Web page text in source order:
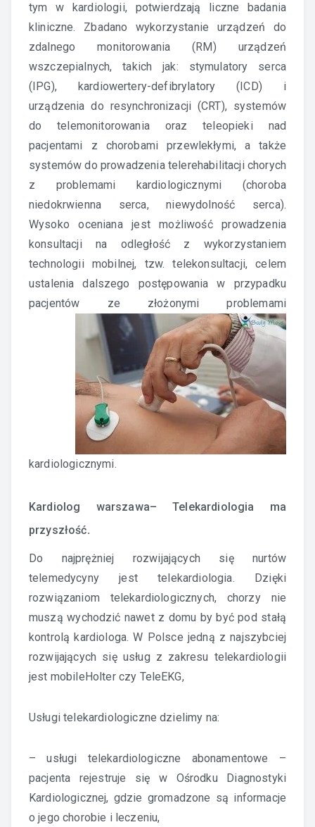
tym w kardiologii, potwierdzają liczne badania
kliniczne. Zbadano wykorzystanie urządzeń do
zdalnego monitorowania (RM) urządzeń
wszczepialnych, takich jak: stymulatory serca
(IPG), kardiowertery-defibrylatory (ICD) i
urządzenia do resynchronizacji (CRT), systemów
do telemonitorowania oraz teleopieki nad
pacjentami z chorobami przewlekłymi, a także
systemów do prowadzenia telerehabilitacji chorych
z problemami kardiologicznymi (choroba
niedokrwienna serca, niewydolność serca).
Wysoko oceniana jest możliwość prowadzenia
konsultacji na odległość z wykorzystaniem
technologii mobilnej, tzw. telekonsultacji, celem
ustalenia dalszego postępowania w przypadku
pacjentów ze złożonymi problemami
kardiologicznymi.
Kardiolog warszawa– Telekardiologia ma
przyszłość.
Do najprężniej rozwijających się nurtów
telemedycyny jest telekardiologia. Dzięki
rozwiązaniom telekardiologicznych, chorzy nie
muszą wychodzić nawet z domu by być pod stałą
kontrolą kardiologa. W Polsce jedną z najszybciej
rozwijających się usług z zakresu telekardiologii
jest mobileHolter czy TeleEKG,
Usługi telekardiologiczne dzielimy na:
– usługi telekardiologiczne abonamentowe –
pacjenta rejestruje się w Ośrodku Diagnostyki
Kardiologicznej, gdzie gromadzone są informacje
o jego chorobie i leczeniu,